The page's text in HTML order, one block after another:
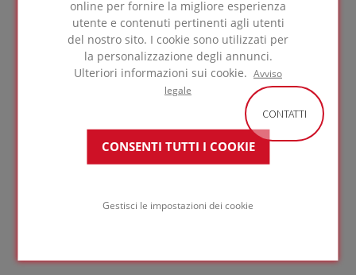
online per fornire la migliore esperienza
utente e contenuti pertinenti agli utenti
del nostro sito. I cookie sono utilizzati per
la personalizzazione degli annunci.
Ulteriori informazioni sui cookie. Avviso
legale
CONSENTI TUTTI I COOKIE
Gestisci le impostazioni dei cookie
Schede di sicurezza
Seleziona tutto
SDS - Lastre e Tapered
CONTATTI